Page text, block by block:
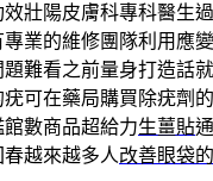
壯陽皮膚科專科醫生
專業的維修團隊利用應
難看之前量身打造話
可在藥局購買除疣劑的
數商品超給力生薑貼
越來越多人改善眼袋